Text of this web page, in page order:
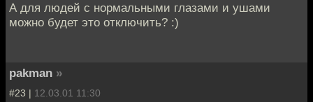
А для людей с нормальными глазами и ушами
можно будет это отключить? :)
pakman »
#23 | 12.03.01 11:30